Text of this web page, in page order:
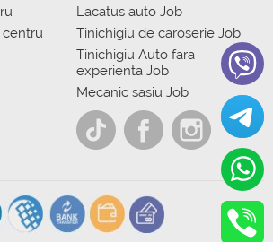
centru
Lacatus auto Job
Tinichigiu de caroserie Job
Tinichigiu Auto fara
experienta Job
Mecanic sasiu Job